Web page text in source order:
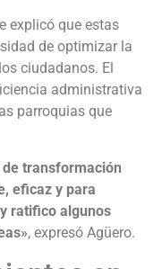
explicó que estas
de optimizar la
ciudadanos. El
administrativa
parroquias que
transformación
eficaz y para
ratifico algunos
, expresó Agüero.